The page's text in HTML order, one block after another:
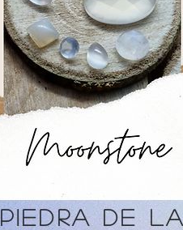
Piedra de la